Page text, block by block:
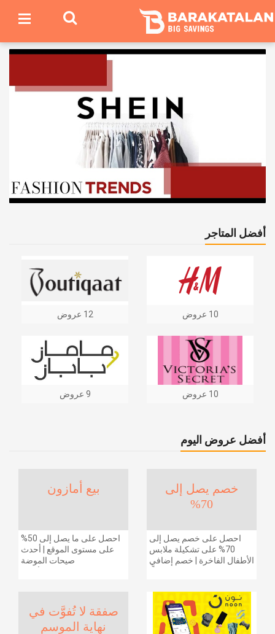
أفضل المتاجر
12 عروض 10 عروض
9 عروض 10 عروض
أفضل عروض اليوم
بيع أمازون
احصل على ما يصل إلى 50%
على مستوى الموقع | أحدث
صيحات الموضة
خصم يصل إلى
70%
احصل على خصم يصل إلى
70% على تشكيلة ملابس
الأطفال الفاخرة | خصم إضافي
صفقة لا تُفوَّت في
نهاية الموسم